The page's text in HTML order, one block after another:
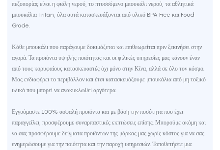
πεζοπορίας είναι η φιάλη νερού, το πτυσσόμενο μπουκάλι νερού, τα αθλητικά
μπουκάλια Tritan, όλα αυτά κατασκευάζονται από υλικό BPA Free και Food
Grade.
Κάθε μπουκάλι που παράγουμε δοκιμάζεται και επιθεωρείται πριν ξεκινήσει στην
αγορά. Τα προϊόντα υψηλής ποιότητας και οι φιλικές υπηρεσίες μας κάνουν έναν
από τους κορυφαίους κατασκευαστές όχι μόνο στην Κίνα, αλλά σε όλο τον κόσμο.
Μας ενδιαφέρει το περιβάλλον και έτσι κατασκευάζουμε μπουκάλια από μη τοξικό
υλικό που μπορεί να ανακυκλωθεί αργότερα.
Εγγυόμαστε 100% ασφαλή προϊόντα και με βάση την ποσότητα που έχει
παραγγείλει, προσφέρουμε συναρπαστικές εκπτώσεις επίσης. Μπορούμε ακόμη και
να σας προσφέρουμε δείγματα προϊόντων της μάρκας μας χωρίς κόστος για να σας
ενημερώσουμε για την ποιότητα και την παροχή υπηρεσιών. Τοποθετήστε μια